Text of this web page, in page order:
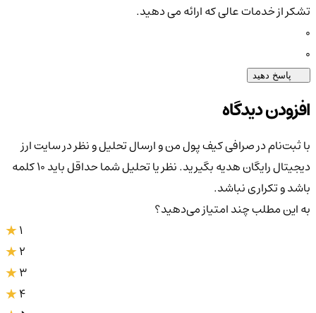
تشکر از خدمات عالی که ارائه می دهید.
پاسخ دهید
افزودن دیدگاه
با ثبت‌نام در صرافی کیف پول من و ارسال تحلیل و نظر در سایت ارز
دیجیتال رایگان هدیه بگیرید. نظر یا تحلیل شما حداقل باید ۱۰ کلمه
باشد و تکراری نباشد.
به این مطلب چند امتیاز می‌دهید؟
3
4